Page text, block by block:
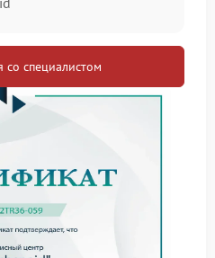
системе;
соединений.
появляется слабая
горячая вода, сервис
линии. Это дает
какая часть системы
со специалистом